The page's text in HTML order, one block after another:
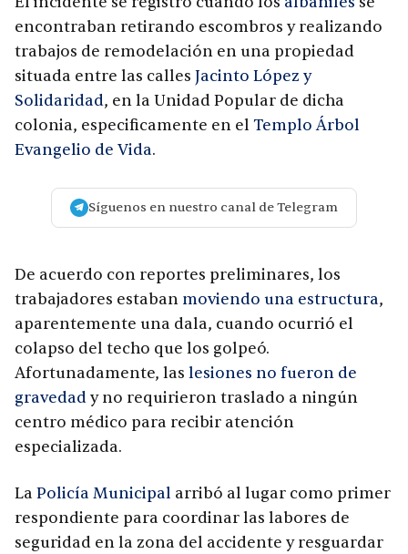
encontraban retirando escombros y realizando
trabajos de remodelación en una propiedad
situada entre las calles Jacinto López y
Solidaridad, en la Unidad Popular de dicha
colonia, especificamente en el Templo Árbol
Evangelio de Vida.
Síguenos en nuestro canal de Telegram
De acuerdo con reportes preliminares, los
trabajadores estaban moviendo una estructura,
aparentemente una dala, cuando ocurrió el
colapso del techo que los golpeó.
Afortunadamente, las lesiones no fueron de
gravedady no requirieron traslado a ningún
centro médico para recibir atención
especializada.
La Policía Municipal arribó al lugar como primer
respondiente para coordinar las labores de
seguridad en la zona del accidente y resguardar